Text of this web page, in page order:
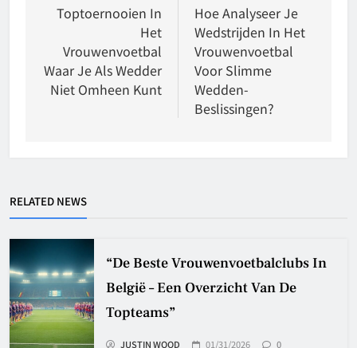
navigation
Toptoernooien In
Het
Vrouwenvoetbal
Waar Je Als Wedder
Niet Omheen Kunt
Hoe Analyseer Je
Wedstrijden In Het
Vrouwenvoetbal
Voor Slimme
Wedden-
Beslissingen?
RELATED NEWS
“De Beste Vrouwenvoetbalclubs In
België – Een Overzicht Van De
Topteams”
JUSTIN WOOD 01/31/2026 0